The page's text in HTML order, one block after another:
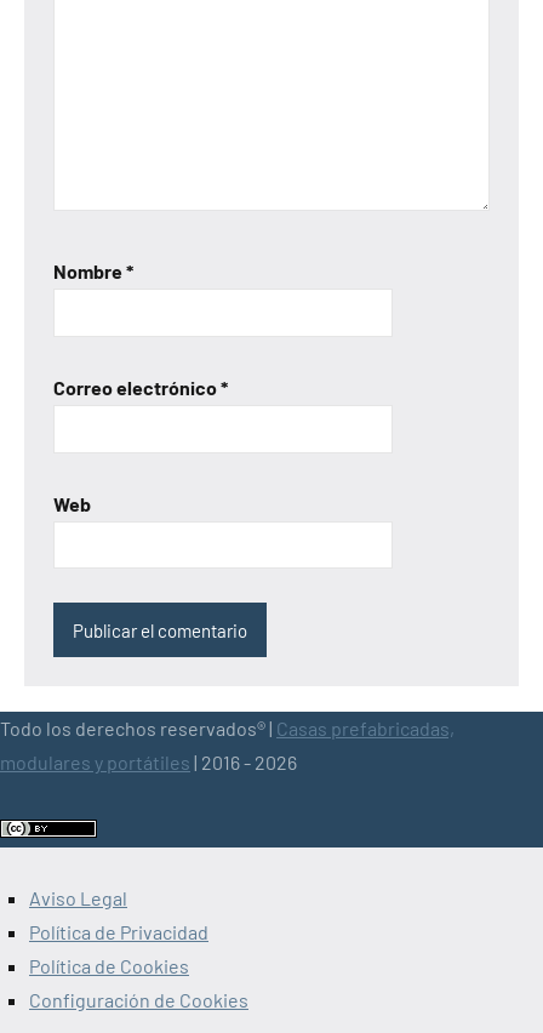
Nombre*
Correo electrónico*
Web
Todo los derechos reservados® | Casas prefabricadas,
modulares y portátiles | 2016 - 2026
Aviso Legal
Política de Privacidad
Política de Cookies
Configuración de Cookies